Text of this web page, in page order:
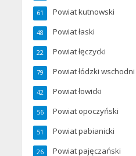
Powiat kutnowski
61
Powiat łaski
48
Powiat łęczycki
22
Powiat łódzki wschodni
79
Powiat łowicki
42
Powiat opoczyński
56
Powiat pabianicki
51
Powiat pajęczański
26